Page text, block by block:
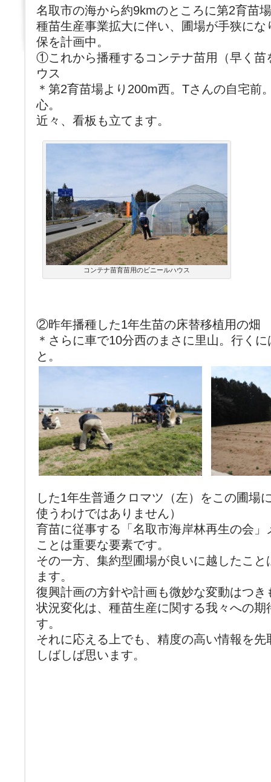
名取市の海から約9kmのところに第2育苗
種苗生産事業拡大に伴い、圃場が手狭に
保を計画中。
①これから播種するコンテナ苗用（早く苗
ウス
＊第2育苗場より200m西。Tさんの自宅前
心。
近々、看板も立てます。
コンテナ苗育苗用のビニールハウス
②昨年播種した1年生苗の床替移植用の畑
＊さらに車で10分西のまさに里山。行く
と。
した1年生普通クロマツ（左）をこの圃場
使うわけではありません）
育苗に従事する「名取市海岸林再生の会
ことは重要な要素です。
その一方、集約型圃場が良いに越したこ
ます。
復興計画の方針や計画も微妙な変動はつき
状況変化は、種苗生産に関する我々への
す。
それに応える上でも、精度の高い情報を
しばしば思います。